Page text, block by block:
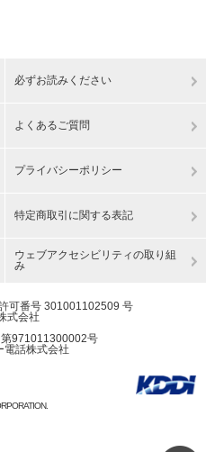
必ずお読みください
よくあるご質問
プライバシーポリシー
特定商取引に関する表記
ウェブアクセシビリティの取り組
み
可番号 301001102509 号
式会社
971011300002号
電話株式会社